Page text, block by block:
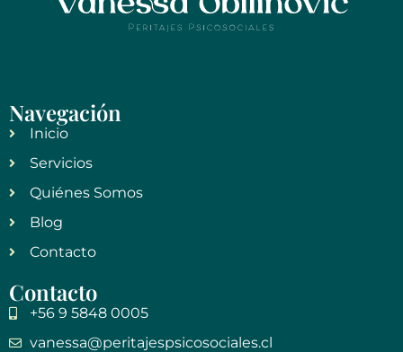
Navegación
Inicio
Servicios
Quiénes Somos
Blog
Contacto
Contacto
+56 9 5848 0005
vanessa@peritajespsicosociales.cl